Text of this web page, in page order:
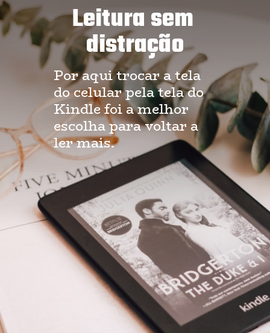
Leitura sem
distração
Por aqui trocar a tela
do celular pela tela do
Kindle foi a melhor
escolha para voltar a
ler mais.